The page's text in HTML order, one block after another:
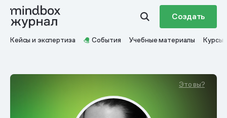
Создать
Кейсы и экспертиза События Учебные материалы Курсы
Это вы?